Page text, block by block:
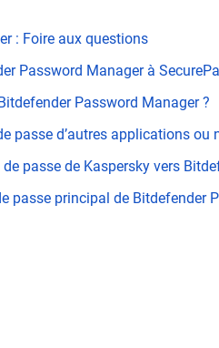
: Foire aux questions
Password Manager à
Password Manager ?
passe d’autres applications
passe de Kaspersky vers
passe principal de Bitdefender